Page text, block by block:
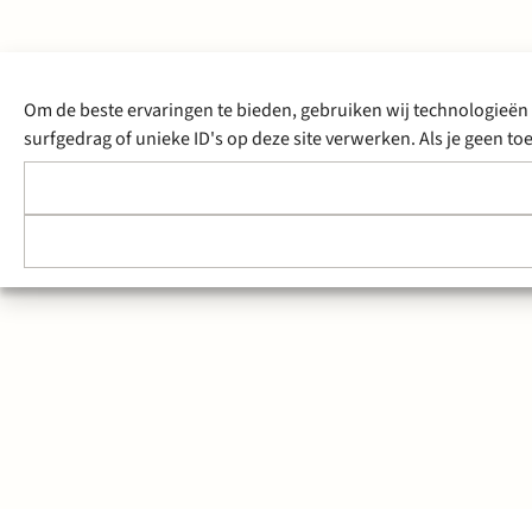
Om de beste ervaringen te bieden, gebruiken wij
surfgedrag of unieke ID's op deze site verwerken. Als je geen